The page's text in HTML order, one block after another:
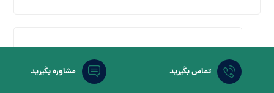
فوریه ۲۱, ۲۰۲۴ در ۱۰:۰۱ ق.ظ
تماس بگیرید مشاوره بگیرید